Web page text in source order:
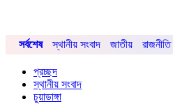
সর্বশেষ স্থানীয় সংবাদ জাতীয় রাজনীতি
প্রচ্ছদ
স্থানীয় সংবাদ
চুয়াডাঙ্গা